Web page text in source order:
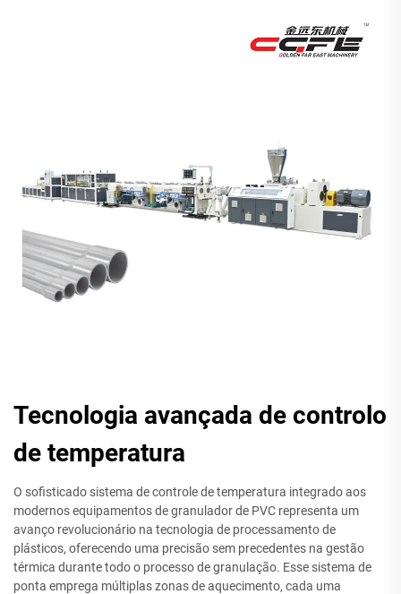
Tecnologia avançada de controlo
de temperatura
O sofisticado sistema de controle de temperatura integrado aos
modernos equipamentos de granulador de PVC representa um
avanço revolucionário na tecnologia de processamento de
plásticos, oferecendo uma precisão sem precedentes na gestão
térmica durante todo o processo de granulação. Esse sistema de
ponta emprega múltiplas zonas de aquecimento, cada uma